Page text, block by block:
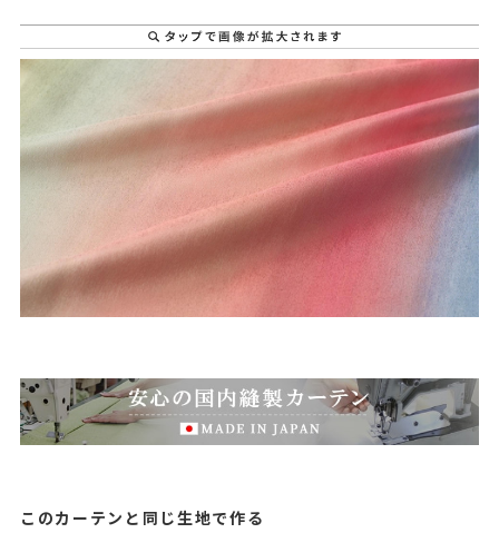
このカーテンと同じ生地で作る